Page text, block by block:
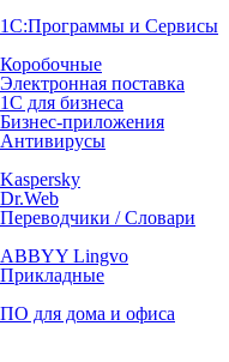
1С:Программы и Сервисы
Коробочные
Электронная поставка
1С для бизнеса
Бизнес-приложения
Антивирусы
Kaspersky
Dr.Web
Переводчики / Словари
ABBYY Lingvo
Прикладные
ПО для дома и офиса